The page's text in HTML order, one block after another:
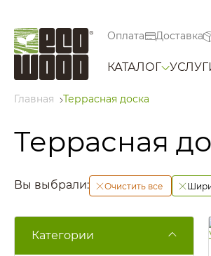
Оплата Доставка
КАТАЛОГ
Главная Террасная доска
Террасная
Вы выбрали: Очистить все
Категории